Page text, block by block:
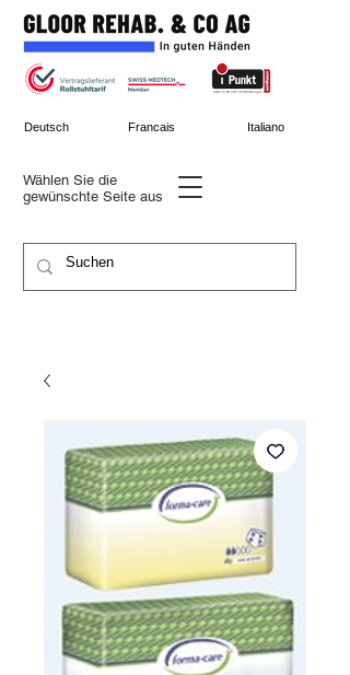
Wählen Sie die
gewünschte Seite aus
Deutsch Francais Italiano